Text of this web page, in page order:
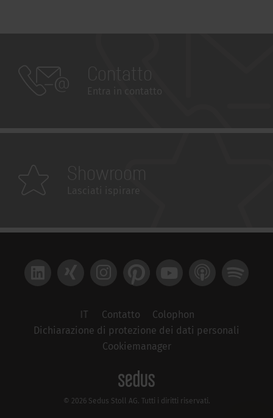
© 2026 Sedus Stoll AG. Tutti i diritti riservati.
Contatto
Colophon
Dichiarazione di protezione dei dati personali
Cookiemanager
Pinterest